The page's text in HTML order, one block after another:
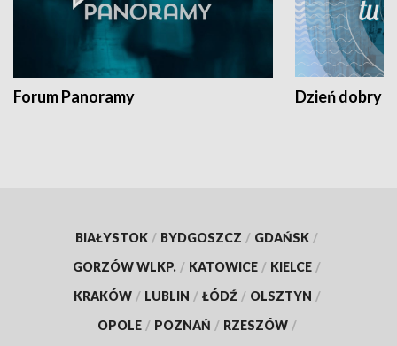
Forum Panoramy Dzień dobry
BIAŁYSTOK / BYDGOSZCZ / GDAŃSK /
GORZÓW WLKP. / KATOWICE / KIELCE /
KRAKÓW / LUBLIN / ŁÓDŹ / OLSZTYN /
OPOLE / POZNAŃ / RZESZÓW /